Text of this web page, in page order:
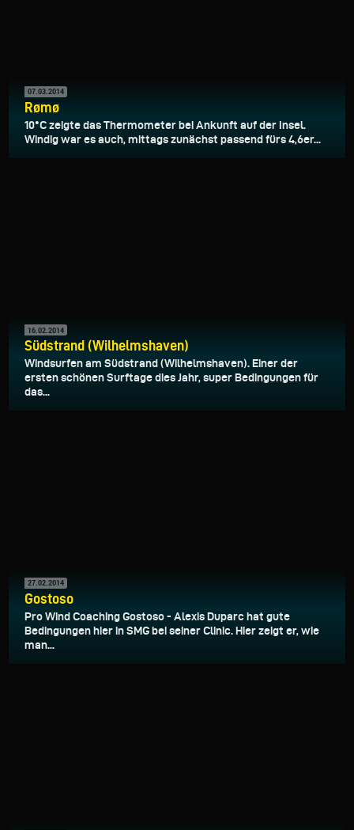
07.03.2014
Rømø
10°C zeigte das Thermometer bei Ankunft auf der Insel.
Windig war es auch, mittags zunächst passend fürs 4,6er...
16.02.2014
Südstrand (Wilhelmshaven)
Windsurfen am Südstrand (Wilhelmshaven). Einer der
ersten schönen Surftage dies Jahr, super Bedingungen für
das...
27.02.2014
Gostoso
Pro Wind Coaching Gostoso - Alexis Duparc hat gute
Bedingungen hier in SMG bei seiner Clinic. Hier zeigt er, wie
man...